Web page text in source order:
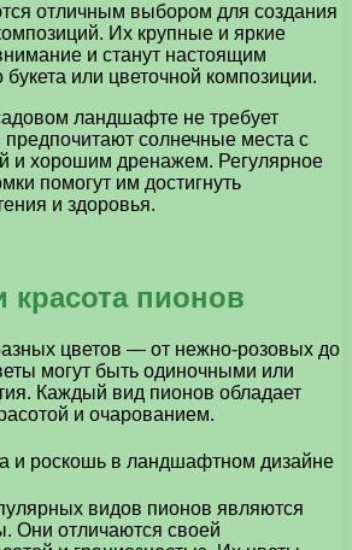
отличным выбором для создания
Их крупные и яркие
и станут настоящим
или цветочной композиции.
ландшафте не требует
солнечные места с
и хорошим дренажем. Регулярное
помогут им достигнуть
и здоровья.
красота пионов
цветов — от нежно-розовых до
могут быть одиночными или
Каждый вид пионов обладает
и очарованием.
видов пионов являются
Они отличаются своей